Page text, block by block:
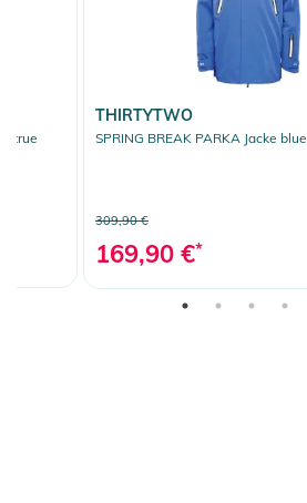
true
THIRTYTWO
SPRING BREAK PARKA Jacke blue
309,90 €
169,90 €*